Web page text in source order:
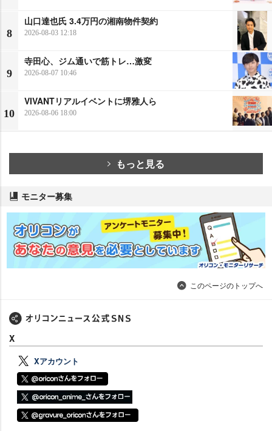
8
山口達也氏 3.4万円の湘南物件契約
2026-08-03 12:18
9
寺田心、ジム通いで筋トレ…激変
2026-08-07 10:46
10
VIVANTリアルイベントに堺雅人ら
2026-08-06 18:00
もっと見る
モニター募集
このページのトップへ
X
Xアカウント